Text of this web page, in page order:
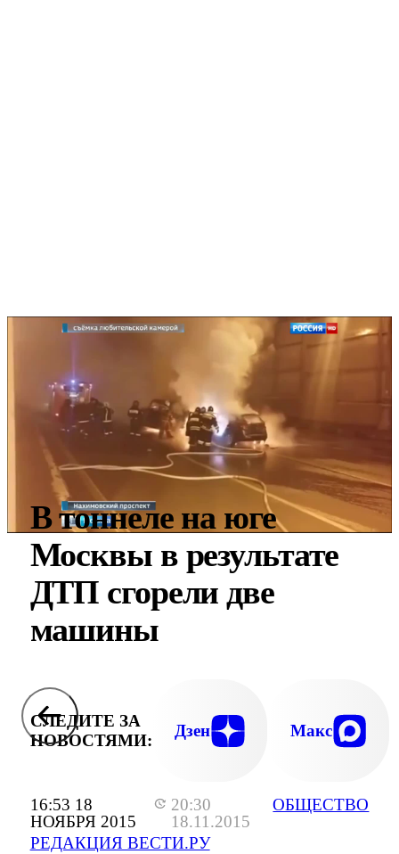
16:53 18
НОЯБРЯ 2015
20:30
18.11.2015
РЕДАКЦИЯ ВЕСТИ.РУ
ОБЩЕСТВО
В тоннеле на юге
Москвы в результате
ДТП сгорели две
машины
СЛЕДИТЕ ЗА
НОВОСТЯМИ:
Дзен Макс